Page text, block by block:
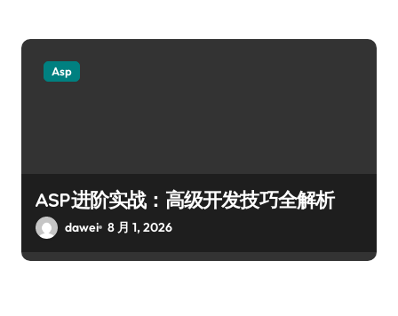
Asp
ASP进阶实战：高级开发技巧全解析
dawei 8 月 1, 2026